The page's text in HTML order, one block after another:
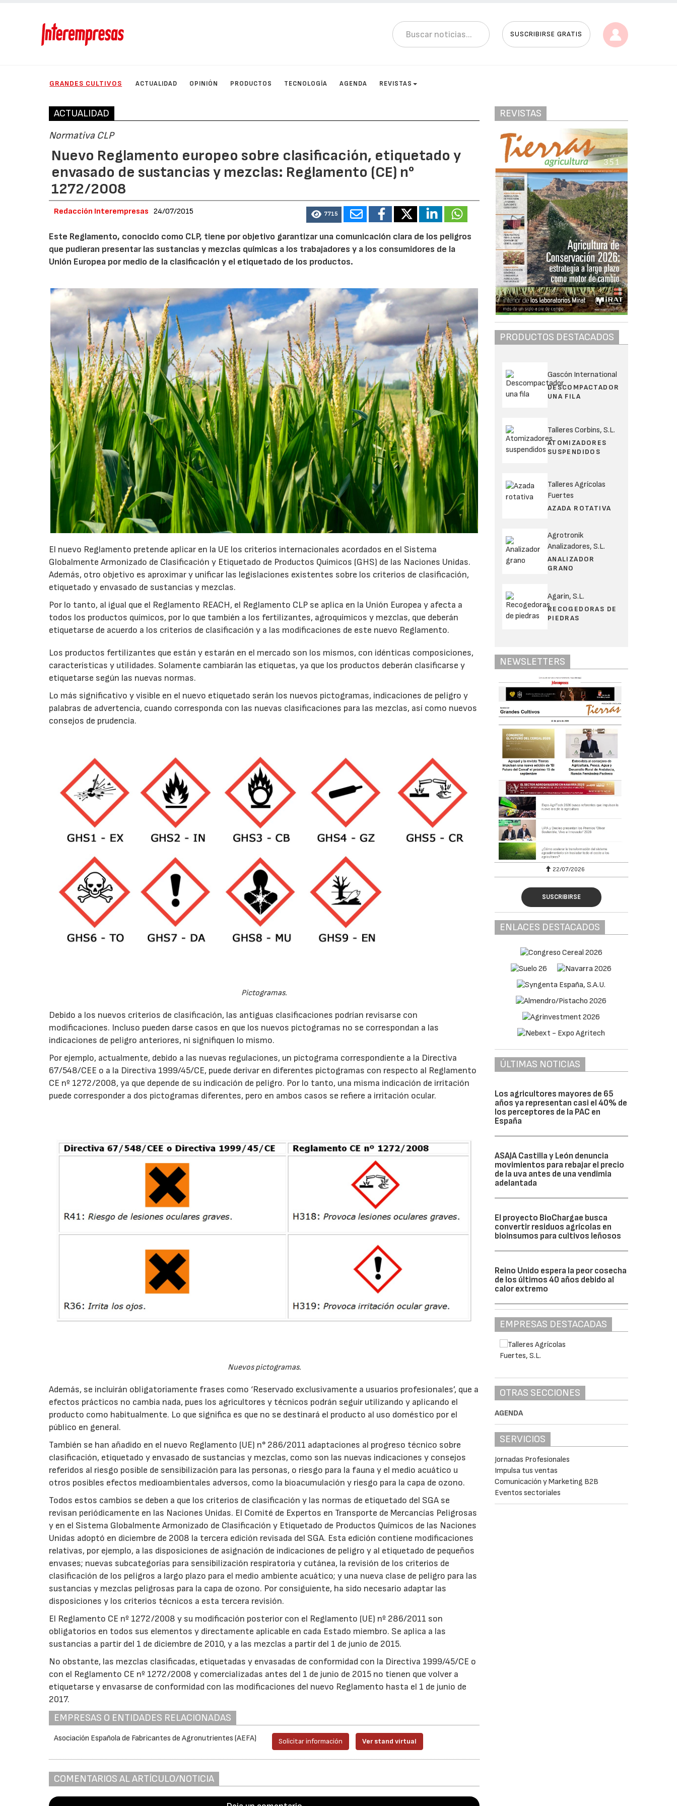
SUSCRIBIRSE GRATIS
GRANDES CULTIVOS ACTUALIDAD OPINIÓN PRODUCTOS TECNOLOGÍA AGENDA REVISTAS
ACTUALIDAD
Normativa CLP
Nuevo Reglamento europeo sobre clasificación, etiquetado y
envasado de sustancias y mezclas: Reglamento (CE) n°
1272/2008
Redacción Interempresas 24/07/2015 7715
Este Reglamento, conocido como CLP, tiene por objetivo garantizar una comunicación clara de los peligros
que pudieran presentar las sustancias y mezclas químicas a los trabajadores y a los consumidores de la
Unión Europea por medio de la clasificación y el etiquetado de los productos.
El nuevo Reglamento pretende aplicar en la UE los criterios internacionales acordados en el Sistema
Globalmente Armonizado de Clasificación y Etiquetado de Productos Químicos (GHS) de las Naciones Unidas.
Además, otro objetivo es aproximar y unificar las legislaciones existentes sobre los criterios de clasificación,
etiquetado y envasado de sustancias y mezclas.
Por lo tanto, al igual que el Reglamento REACH, el Reglamento CLP se aplica en la Unión Europea y afecta a
todos los productos químicos, por lo que también a los fertilizantes, agroquímicos y mezclas, que deberán
etiquetarse de acuerdo a los criterios de clasificación y a las modificaciones de este nuevo Reglamento.
Los productos fertilizantes que están y estarán en el mercado son los mismos, con idénticas composiciones,
características y utilidades. Solamente cambiarán las etiquetas, ya que los productos deberán clasificarse y
etiquetarse según las nuevas normas.
Lo más significativo y visible en el nuevo etiquetado serán los nuevos pictogramas, indicaciones de peligro y
palabras de advertencia, cuando corresponda con las nuevas clasificaciones para las mezclas, así como nuevos
consejos de prudencia.
Pictogramas.
Debido a los nuevos criterios de clasificación, las antiguas clasificaciones podrían revisarse con
modificaciones. Incluso pueden darse casos en que los nuevos pictogramas no se correspondan a las
indicaciones de peligro anteriores, ni signifiquen lo mismo.
Por ejemplo, actualmente, debido a las nuevas regulaciones, un pictograma correspondiente a la Directiva
67/548/CEE o a la Directiva 1999/45/CE, puede derivar en diferentes pictogramas con respecto al Reglamento
CE nº 1272/2008, ya que depende de su indicación de peligro. Por lo tanto, una misma indicación de irritación
puede corresponder a dos pictogramas diferentes, pero en ambos casos se refiere a irritación ocular.
Nuevos pictogramas.
Además, se incluirán obligatoriamente frases como ‘Reservado exclusivamente a usuarios profesionales’, que a
efectos prácticos no cambia nada, pues los agricultores y técnicos podrán seguir utilizando y aplicando el
producto como habitualmente. Lo que significa es que no se destinará el producto al uso doméstico por el
público en general.
También se han añadido en el nuevo Reglamento (UE) n° 286/2011 adaptaciones al progreso técnico sobre
clasificación, etiquetado y envasado de sustancias y mezclas, como son las nuevas indicaciones y consejos
referidos al riesgo posible de sensibilización para las personas, o riesgo para la fauna y el medio acuático u
otros posibles efectos medioambientales adversos, como la bioacumulación y riesgo para la capa de ozono.
Todos estos cambios se deben a que los criterios de clasificación y las normas de etiquetado del SGA se
revisan periódicamente en las Naciones Unidas. El Comité de Expertos en Transporte de Mercancías Peligrosas
y en el Sistema Globalmente Armonizado de Clasificación y Etiquetado de Productos Químicos de las Naciones
Unidas adoptó en diciembre de 2008 la tercera edición revisada del SGA. Esta edición contiene modificaciones
relativas, por ejemplo, a las disposiciones de asignación de indicaciones de peligro y al etiquetado de pequeños
envases; nuevas subcategorías para sensibilización respiratoria y cutánea, la revisión de los criterios de
clasificación de los peligros a largo plazo para el medio ambiente acuático; y una nueva clase de peligro para las
sustancias y mezclas peligrosas para la capa de ozono. Por consiguiente, ha sido necesario adaptar las
disposiciones y los criterios técnicos a esta tercera revisión.
El Reglamento CE nº 1272/2008 y su modificación posterior con el Reglamento (UE) nº 286/2011 son
obligatorios en todos sus elementos y directamente aplicable en cada Estado miembro. Se aplica a las
sustancias a partir del 1 de diciembre de 2010, y a las mezclas a partir del 1 de junio de 2015.
No obstante, las mezclas clasificadas, etiquetadas y envasadas de conformidad con la Directiva 1999/45/CE o
con el Reglamento CE nº 1272/2008 y comercializadas antes del 1 de junio de 2015 no tienen que volver a
etiquetarse y envasarse de conformidad con las modificaciones del nuevo Reglamento hasta el 1 de junio de
2017.
EMPRESAS O ENTIDADES RELACIONADAS
Asociación Española de Fabricantes de Agronutrientes (AEFA) Solicitar información Ver stand virtual
COMENTARIOS AL ARTÍCULO/NOTICIA
REVISTAS
PRODUCTOS DESTACADOS
Gascón International
DESCOMPACTADOR
UNA FILA
Talleres Corbins, S.L.
ATOMIZADORES
SUSPENDIDOS
Talleres Agrícolas
Fuertes
AZADA ROTATIVA
Agrotronik
Analizadores, S.L.
ANALIZADOR
GRANO
Agarin, S.L.
RECOGEDORAS DE
PIEDRAS
NEWSLETTERS
22/07/2026
SUSCRIBIRSE
ENLACES DESTACADOS
ÚLTIMAS NOTICIAS
Los agricultores mayores de 65
años ya representan casi el 40% de
los perceptores de la PAC en
España
ASAJA Castilla y León denuncia
movimientos para rebajar el precio
de la uva antes de una vendimia
adelantada
El proyecto BioChargae busca
convertir residuos agrícolas en
bioinsumos para cultivos leñosos
Reino Unido espera la peor cosecha
de los últimos 40 años debido al
calor extremo
EMPRESAS DESTACADAS
OTRAS SECCIONES
AGENDA
SERVICIOS
Jornadas Profesionales
Impulsa tus ventas
Comunicación y Marketing B2B
Eventos sectoriales